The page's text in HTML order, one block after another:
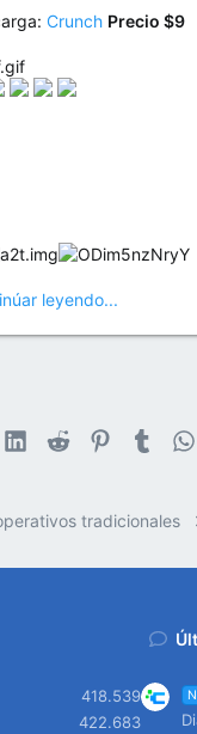
Crunch Precio $9
leyendo...
LinkedIn
Reddit PinterestTumblr
tradicionales
418.539
422.683